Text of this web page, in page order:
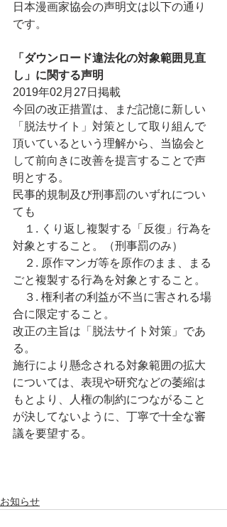
日本漫画家協会の声明文は以下の通り
です。
「ダウンロード違法化の対象範囲見直
し」に関する声明
2019年02月27日掲載
今回の改正措置は、まだ記憶に新しい
「脱法サイト」対策として取り組んで
頂いているという理解から、当協会と
して前向きに改善を提言することで声
明とする。
民事的規制及び刑事罰のいずれについ
ても
１. くり返し複製する「反復」行為を
対象とすること。（刑事罰のみ）
２. 原作マンガ等を原作のまま、まる
ごと複製する行為を対象とすること。
３. 権利者の利益が不当に害される場
合に限定すること。
改正の主旨は「脱法サイト対策」であ
る。
施行により懸念される対象範囲の拡大
については、表現や研究などの萎縮は
もとより、人権の制約につながること
が決してないように、丁寧で十全な審
議を要望する。
お知らせ